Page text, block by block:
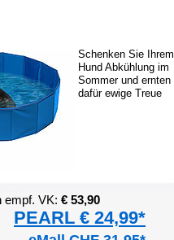
Schen­ken Sie Ih­rem
Hund Ab­küh­lung im
Som­mer und ern­ten
da­für ewi­ge Treue
empf. VK: € 53,90
PEARL € 24,99*